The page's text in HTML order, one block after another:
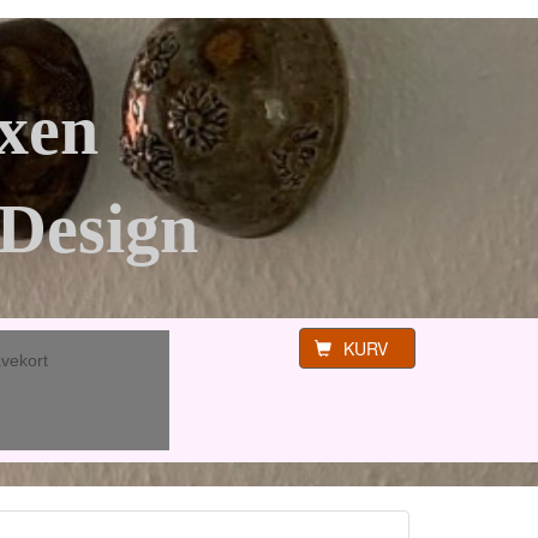
KURV